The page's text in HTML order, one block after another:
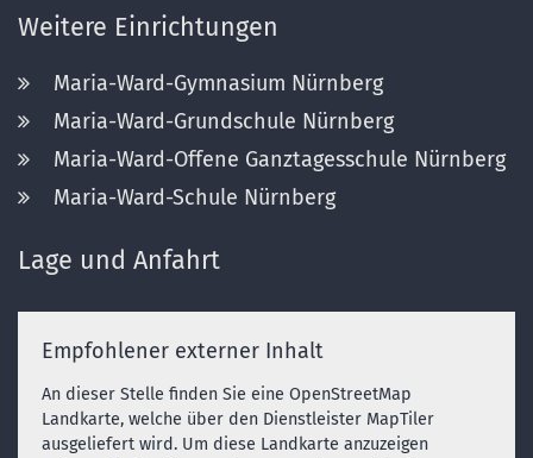
Weitere Einrichtungen
Maria-Ward-Gymnasium Nürnberg
Maria-Ward-Grundschule Nürnberg
Maria-Ward-Offene Ganztagesschule Nürnberg
Maria-Ward-Schule Nürnberg
Lage und Anfahrt
Empfohlener externer Inhalt
An dieser Stelle finden Sie eine OpenStreetMap
Landkarte, welche über den Dienstleister MapTiler
ausgeliefert wird. Um diese Landkarte anzuzeigen